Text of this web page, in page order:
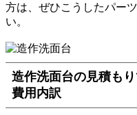
方は、ぜひこうしたパー
い。
造作洗面台の見積も
費用内訳